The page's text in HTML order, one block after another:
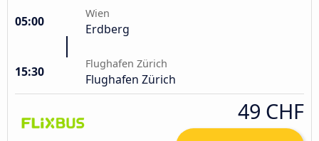
05:00
Wien
Erdberg
15:30
Flughafen Zürich
Flughafen Zürich
49 CHF